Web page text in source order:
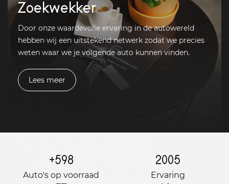
Zoekwekker
Door onze waardevolle ervaring in de autowereld
hebben wij een uitstekend netwerk zodat we precies
weten waar we je volgende auto kunnen vinden.
Lees meer
+598
Auto's op voorraad
2005
Ervaring